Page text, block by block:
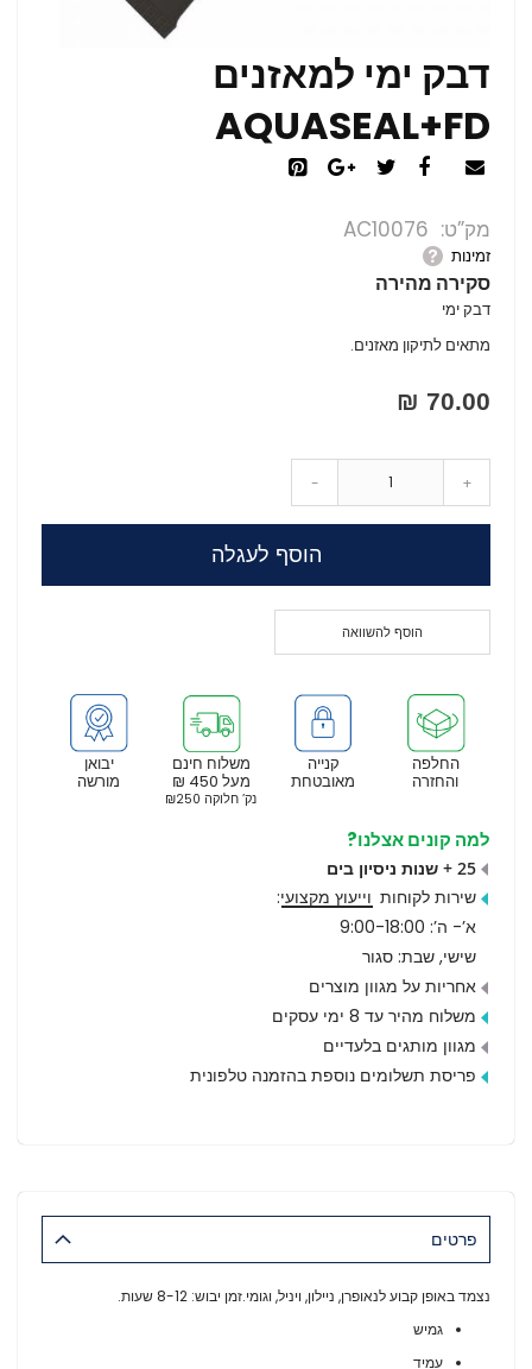
דבק ימי למאזנים
AQUASEAL+FD
מק”ט AC10076
זמינות
סקירה מהירה
דבק ימי
מתאים לתיקון מאזנים.
70.00 ₪
- +
הוסף לעגלה
הוסף להשוואה
יבואן
מורשה
משלוח חינם
מעל 450 ₪
נק’ חלוקה ₪250
קנייה
מאובטחת
החלפה
והחזרה
למה קונים אצלנו?
25 + שנות ניסיון בים
שירות לקוחות וייעוץ מקצועי:
א’- ה’: 9:00-18:00
שישי, שבת: סגור
אחריות על מגוון מוצרים
משלוח מהיר עד 8 ימי עסקים
מגוון מותגים בלעדיים
פריסת תשלומים נוספת בהזמנה טלפונית
פרטים
נצמד באופן קבוע לנאופרן, ניילון, ויניל, וגומי.זמן יבוש: 8-12 שעות.
גמיש
עמיד